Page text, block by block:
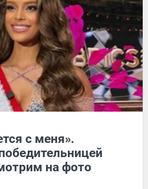
с меня».
на фото